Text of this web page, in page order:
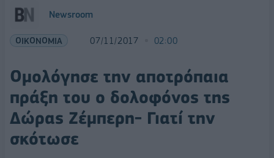
Newsroom
ΟΙΚΟΝΟΜΙΑ 07/11/2017 02:00
Ομολόγησε την αποτρόπαια
πράξη του ο δολοφόνος της
Δώρας Ζέμπερη- Γιατί την
σκότωσε